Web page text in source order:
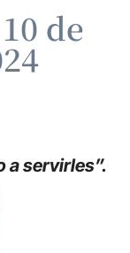
de
a servirles”.